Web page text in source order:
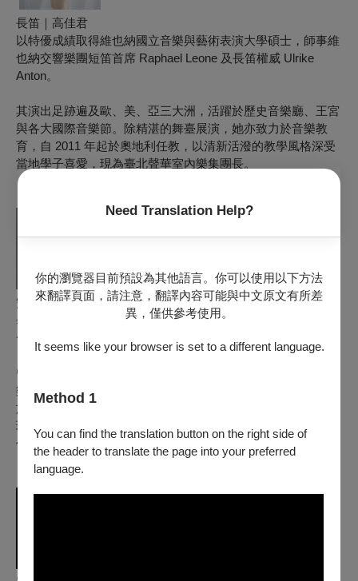
Need Translation Help?
你的瀏覽器目前預設為其他語言。你可以使用以下方法
來翻譯頁面，請注意，翻譯內容可能與中文原文有所差
異，僅供參考使用。
It seems like your browser is set to a different language.
Method 1
You can find the translation button on the right side of
the header to translate the page into your preferred
language.
長笛 ｜ 高佳君
以特優成績取得維也納國立音樂與藝術表演大學碩士，師事維
也納交響樂團短笛首席 Raphael Leone 及長笛權威 Ulrike
Anton。
其演出足跡遍及歐、美、亞三大洲，活躍於歷史音樂廳、王宮
與各大國際音樂節。除精湛的舞臺展演，她亦致力於音樂教
育，自 2011 年起於奧地利任教，以清新活潑的教學風格深受
當地學子喜愛，現為臺北聲華室內樂集團長。
雙簧管｜鍾筱萱
畢業於中山大學音樂系，赴歐深造獲法國瑪爾梅森音樂院全體
一致通過獎、瑞士日內瓦音樂院樂團音樂家碩士。
曾獲巴黎 U.F.A.M 比賽雙簧管第二名，並隨日內瓦 Sinfonietta
樂團赴義大利巡演。歸國後深耕木管室內樂與當代音樂，致力
於臺南在地音樂教育，於永福國小、大成國中等多所學校音樂
班與管弦樂團任教。現為衛武營當代樂團雙簧管演奏員，並曾
任國家交響樂團協演人員。